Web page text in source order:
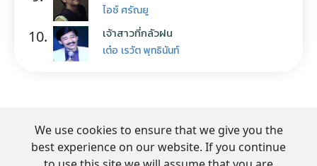
ไอซ์ ศรัณยู
10. เจ้าสาวที่กลัวฝน
เต๋อ เรวัต พุทธินันท์
We use cookies to ensure that we give you the
best experience on our website. If you continue